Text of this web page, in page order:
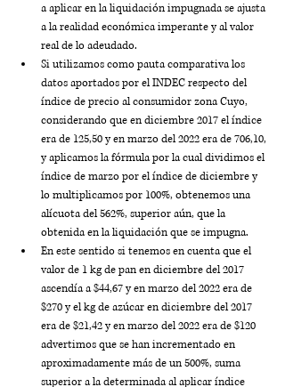
a aplicar en la liquidación impugnada se ajusta
a la realidad económica imperante y al valor
real de lo adeudado.
Si utilizamos como pauta comparativa los
datos aportados por el INDEC respecto del
índice de precio al consumidor zona Cuyo,
considerando que en diciembre 2017 el índice
era de 125,50 y en marzo del 2022 era de 706,10,
y aplicamos la fórmula por la cual dividimos el
índice de marzo por el índice de diciembre y
lo multiplicamos por 100%, obtenemos una
alícuota del 562%, superior aún, que la
obtenida en la liquidación que se impugna.
En este sentido si tenemos en cuenta que el
valor de 1 kg de pan en diciembre del 2017
ascendía a $44,67 y en marzo del 2022 era de
$270 y el kg de azúcar en diciembre del 2017
era de $21,42 y en marzo del 2022 era de $120
advertimos que se han incrementado en
aproximadamente más de un 500%, suma
superior a la determinada al aplicar índice